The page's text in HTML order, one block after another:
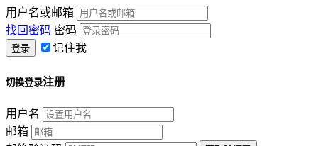
用户名或邮箱
找回密码 密码
记住我
切换登录注册
用户名
邮箱